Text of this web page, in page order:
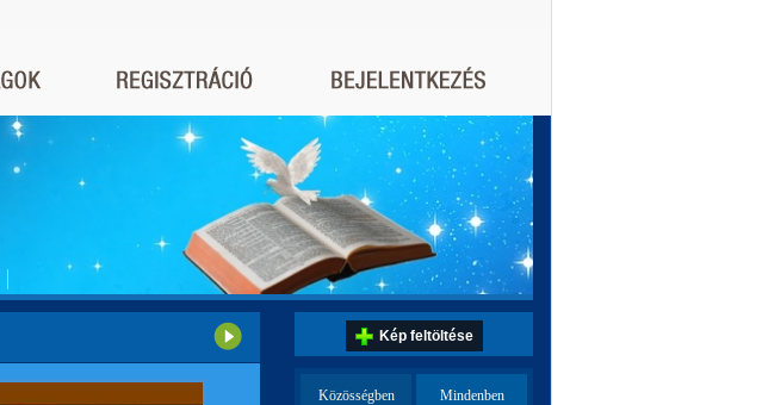
Kép feltöltése
Közösségben Mindenben